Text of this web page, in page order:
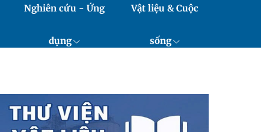
Nghiên cứu - Ứng
dụng
Vật liệu & Cuộc
sống